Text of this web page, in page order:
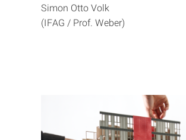
Simon Otto Volk
(IFAG / Prof. Weber)